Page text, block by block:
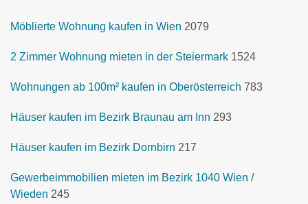
Möblierte Wohnung kaufen in Wien 2079
2 Zimmer Wohnung mieten in der Steiermark 1524
Wohnungen ab 100m² kaufen in Oberösterreich 783
Häuser kaufen im Bezirk Braunau am Inn 293
Häuser kaufen im Bezirk Dornbirn 217
Gewerbeimmobilien mieten im Bezirk 1040 Wien /
Wieden 245